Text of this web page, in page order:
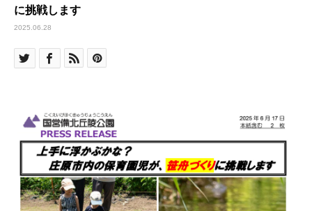
に挑戦します
2025.06.28